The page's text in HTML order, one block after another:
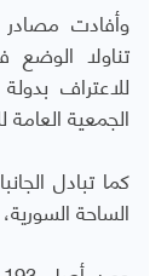
وأفادت مصادر
تناولا الوضع
للاعتراف
الجمعية العامة
كما تبادل
الساحة